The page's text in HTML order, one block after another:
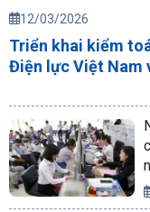
12/03/2026
Triển khai kiểm
Điện lực Việt Nam